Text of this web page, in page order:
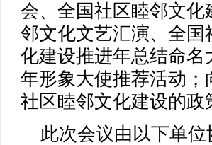
会、全国社区睦邻文
邻文化文艺汇演、全
化建设推进年总结命
年形象大使推荐活动
社区睦邻文化建设的
此次会议由以下单位